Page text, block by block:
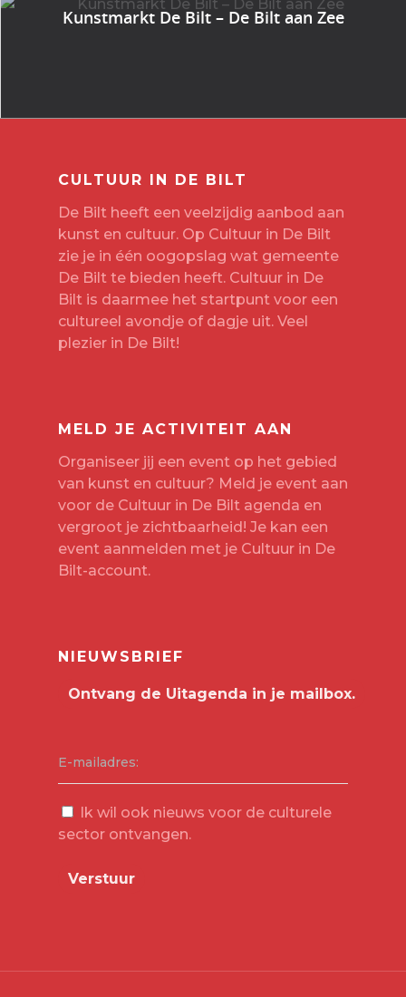
Kunstmarkt De Bilt – De Bilt aan Zee
CULTUUR IN DE BILT
De Bilt heeft een veelzijdig aanbod aan
kunst en cultuur. Op Cultuur in De Bilt
zie je in één oogopslag wat gemeente
De Bilt te bieden heeft. Cultuur in De
Bilt is daarmee het startpunt voor een
cultureel avondje of dagje uit. Veel
plezier in De Bilt!
MELD JE ACTIVITEIT AAN
Organiseer jij een event op het gebied
van kunst en cultuur? Meld je event aan
voor de Cultuur in De Bilt agenda en
vergroot je zichtbaarheid! Je kan een
event aanmelden met je Cultuur in De
Bilt-account.
NIEUWSBRIEF
E-mailadres:
Ik wil ook nieuws voor de culturele
sector ontvangen.